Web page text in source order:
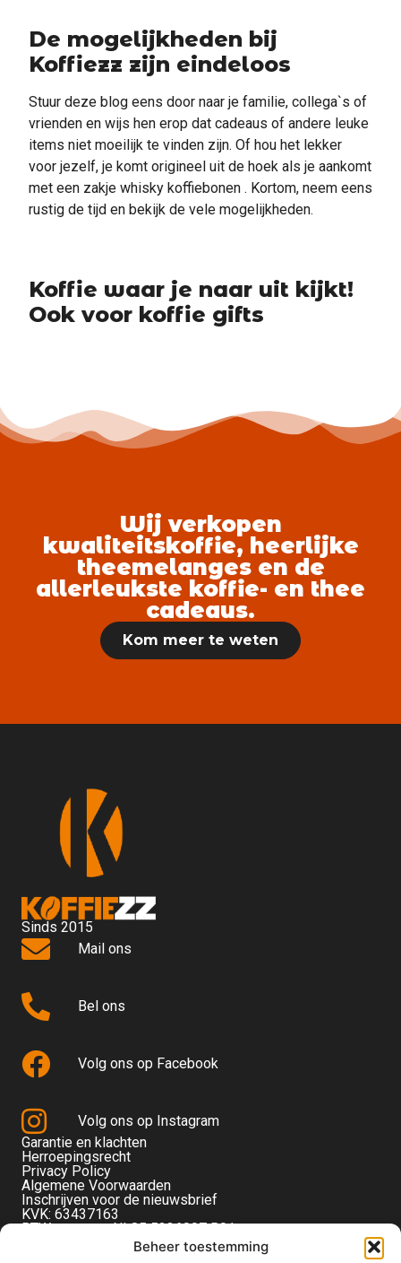
Beheer toestemming
De mogelijkheden bij
Koffiezz zijn eindeloos
Stuur deze blog eens door naar je familie, collega`s of
vrienden en wijs hen erop dat cadeaus of andere leuke
items niet moeilijk te vinden zijn. Of hou het lekker
voor jezelf, je komt origineel uit de hoek als je aankomt
met een zakje whisky koffiebonen . Kortom, neem eens
rustig de tijd en bekijk de vele mogelijkheden.
Koffie waar je naar uit kijkt!
Ook voor koffie gifts
Wij verkopen
kwaliteitskoffie, heerlijke
theemelanges en de
allerleukste koffie- en thee
cadeaus.
Kom meer te weten
Sinds 2015
Mail ons
Bel ons
Volg ons op Facebook
Volg ons op Instagram
Garantie en klachten
Herroepingsrecht
Privacy Policy
Algemene Voorwaarden
Inschrijven voor de nieuwsbrief
KVK: 63437163
BTW-nummer: NL85 5236097 B01
Monteverdistraat 56
2901KE Capelle aan den IJssel